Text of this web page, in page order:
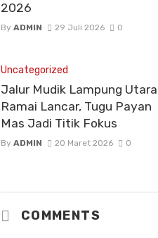
2026
By ADMIN 29 Juli 2026 0
Uncategorized
Jalur Mudik Lampung Utara
Ramai Lancar, Tugu Payan
Mas Jadi Titik Fokus
By ADMIN 20 Maret 2026 0
COMMENTS